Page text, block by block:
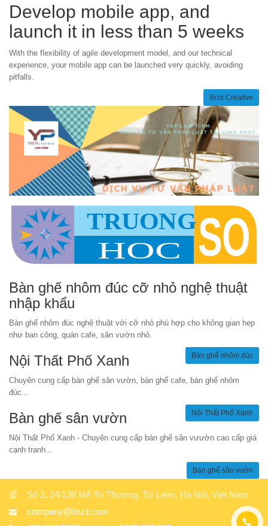
Develop mobile app, and
launch it in less than 5 weeks
With the flexibility of agile development model, and our technical
experience, your mobile app can be launched very quickly, avoiding
pitfalls.
Brzii Creative
Bàn ghế nhôm đúc cỡ nhỏ nghệ thuật
nhập khẩu
Bàn ghế nhôm đúc nghệ thuật với cỡ nhỏ phù hợp cho không gian hẹp
như ban công, quán cafe, sân vườn nhỏ.
Bàn ghế nhôm đúc
Nội Thất Phố Xanh
Chuyên cung cấp bàn ghế sân vườn, bàn ghế cafe, bàn ghế nhôm
đúc...
Nội Thất Phố Xanh
Bàn ghế sân vườn
Nội Thất Phố Xanh - Chuyên cung cấp bàn ghế sân vưườn cao cấp giá
cạnh tranh...
Bàn ghế sân vườn
Số 2, 24/138 Mễ Trì Thượng, Từ Liêm, Hà Nội, Việt Nam
company@brzii.com